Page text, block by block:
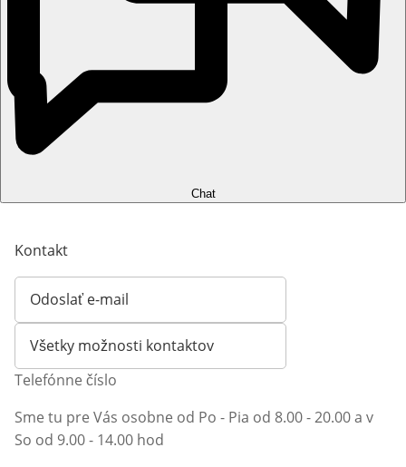
Chat
Kontakt
Odoslať e-mail
Otvorí e-mailového klienta
Všetky možnosti kontaktov
Telefónne číslo
Sme tu pre Vás osobne od Po - Pia od 8.00 - 20.00 a v
So od 9.00 - 14.00 hod